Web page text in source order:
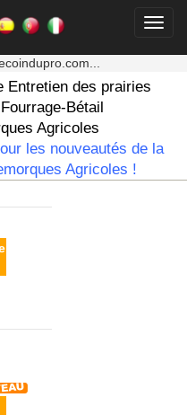
Entretien des prairies
Bétail
Agricoles
les nouveautés de la
Agricoles !